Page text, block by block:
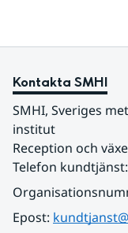
Kontakta SMHI
SMHI, Sveriges
institut
Reception och
Telefon
Epost: